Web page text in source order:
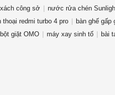
công sở nước rửa chén
thoại redmi turbo 4 pro bàn ghế gấp
bột giặt OMO máy xay sinh tố bài